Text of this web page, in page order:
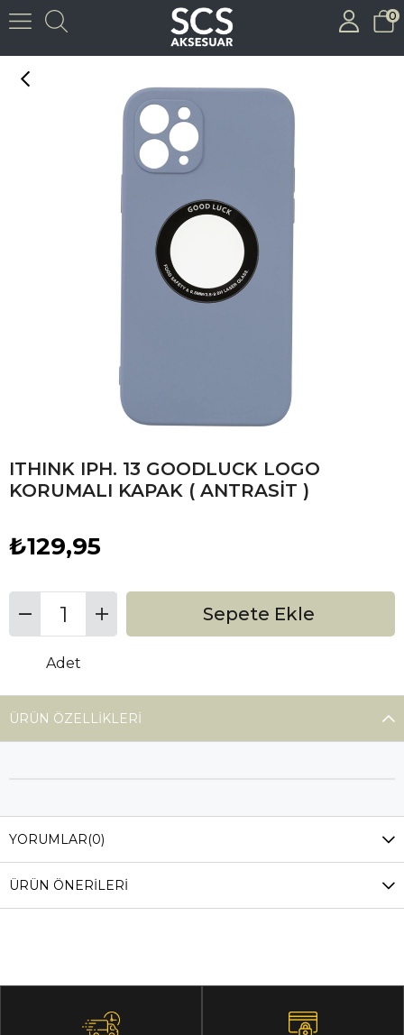
0
ITHINK IPH. 13 GOODLUCK LOGO KORUMALI KAPAK ( ANTRASİT )
ITHINK IPH. 13 GOODLUCK LOGO
KORUMALI KAPAK ( ANTRASİT )
₺129,95
Adet
ÜRÜN ÖZELLIKLERI
YORUMLAR(0)
ÜRÜN ÖNERILERI